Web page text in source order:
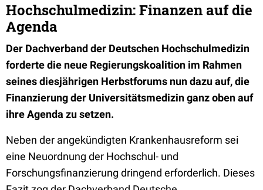
Hochschulmedizin: Finanzen auf die
Agenda
Der Dachverband der Deutschen Hochschulmedizin
forderte die neue Regierungskoalition im Rahmen
seines diesjährigen Herbstforums nun dazu auf, die
Finanzierung der Universitätsmedizin ganz oben auf
ihre Agenda zu setzen.
Neben der angekündigten Krankenhausreform sei
eine Neuordnung der Hochschul- und
Forschungsfinanzierung dringend erforderlich. Dieses